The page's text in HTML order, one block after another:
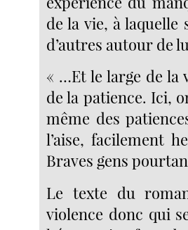
de la vie, à laquelle
d’autres autour de
« …Et le large de
de la patience. Ici,
même des
l’aise, facilement
Braves gens
Le texte du
violence donc qui